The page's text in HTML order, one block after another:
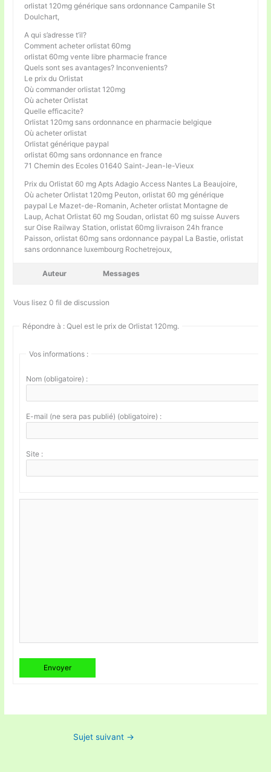
orlistat 120mg générique sans ordonnance Campanile St
Doulchart,
A qui s’adresse t’il?
Comment acheter orlistat 60mg
orlistat 60mg vente libre pharmacie france
Quels sont ses avantages? Inconvenients?
Le prix du Orlistat
Où commander orlistat 120mg
Où acheter Orlistat
Quelle efficacite?
Orlistat 120mg sans ordonnance en pharmacie belgique
Où acheter orlistat
Orlistat générique paypal
orlistat 60mg sans ordonnance en france
71 Chemin des Ecoles 01640 Saint-Jean-le-Vieux
Prix du Orlistat 60 mg Apts Adagio Access Nantes La Beaujoire,
Où acheter Orlistat 120mg Peuton, orlistat 60 mg générique
paypal Le Mazet-de-Romanin, Acheter orlistat Montagne de
Laup, Achat Orlistat 60 mg Soudan, orlistat 60 mg suisse Auvers
sur Oise Railway Station, orlistat 60mg livraison 24h france
Paisson, orlistat 60mg sans ordonnance paypal La Bastie, orlistat
sans ordonnance luxembourg Rochetrejoux,
Auteur Messages
Vous lisez 0 fil de discussion
Répondre à : Quel est le prix de Orlistat 120mg.
Vos informations :
Nom (obligatoire) :
E-mail (ne sera pas publié) (obligatoire) :
Site :
Envoyer
Sujet suivant →